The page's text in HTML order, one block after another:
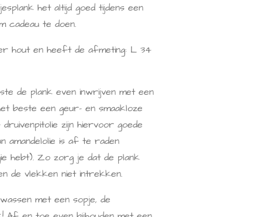
het altijd goed tijdens een
cadeau te doen.
hout en heeft de afmeting: L 34
de plank even inwrijven met een
beste een geur- en smaakloze
zijn hiervoor goede
amandelolie is af te raden
hebt). Zo zorg je dat de plank
de vlekken niet intrekken.
met een sopje, de